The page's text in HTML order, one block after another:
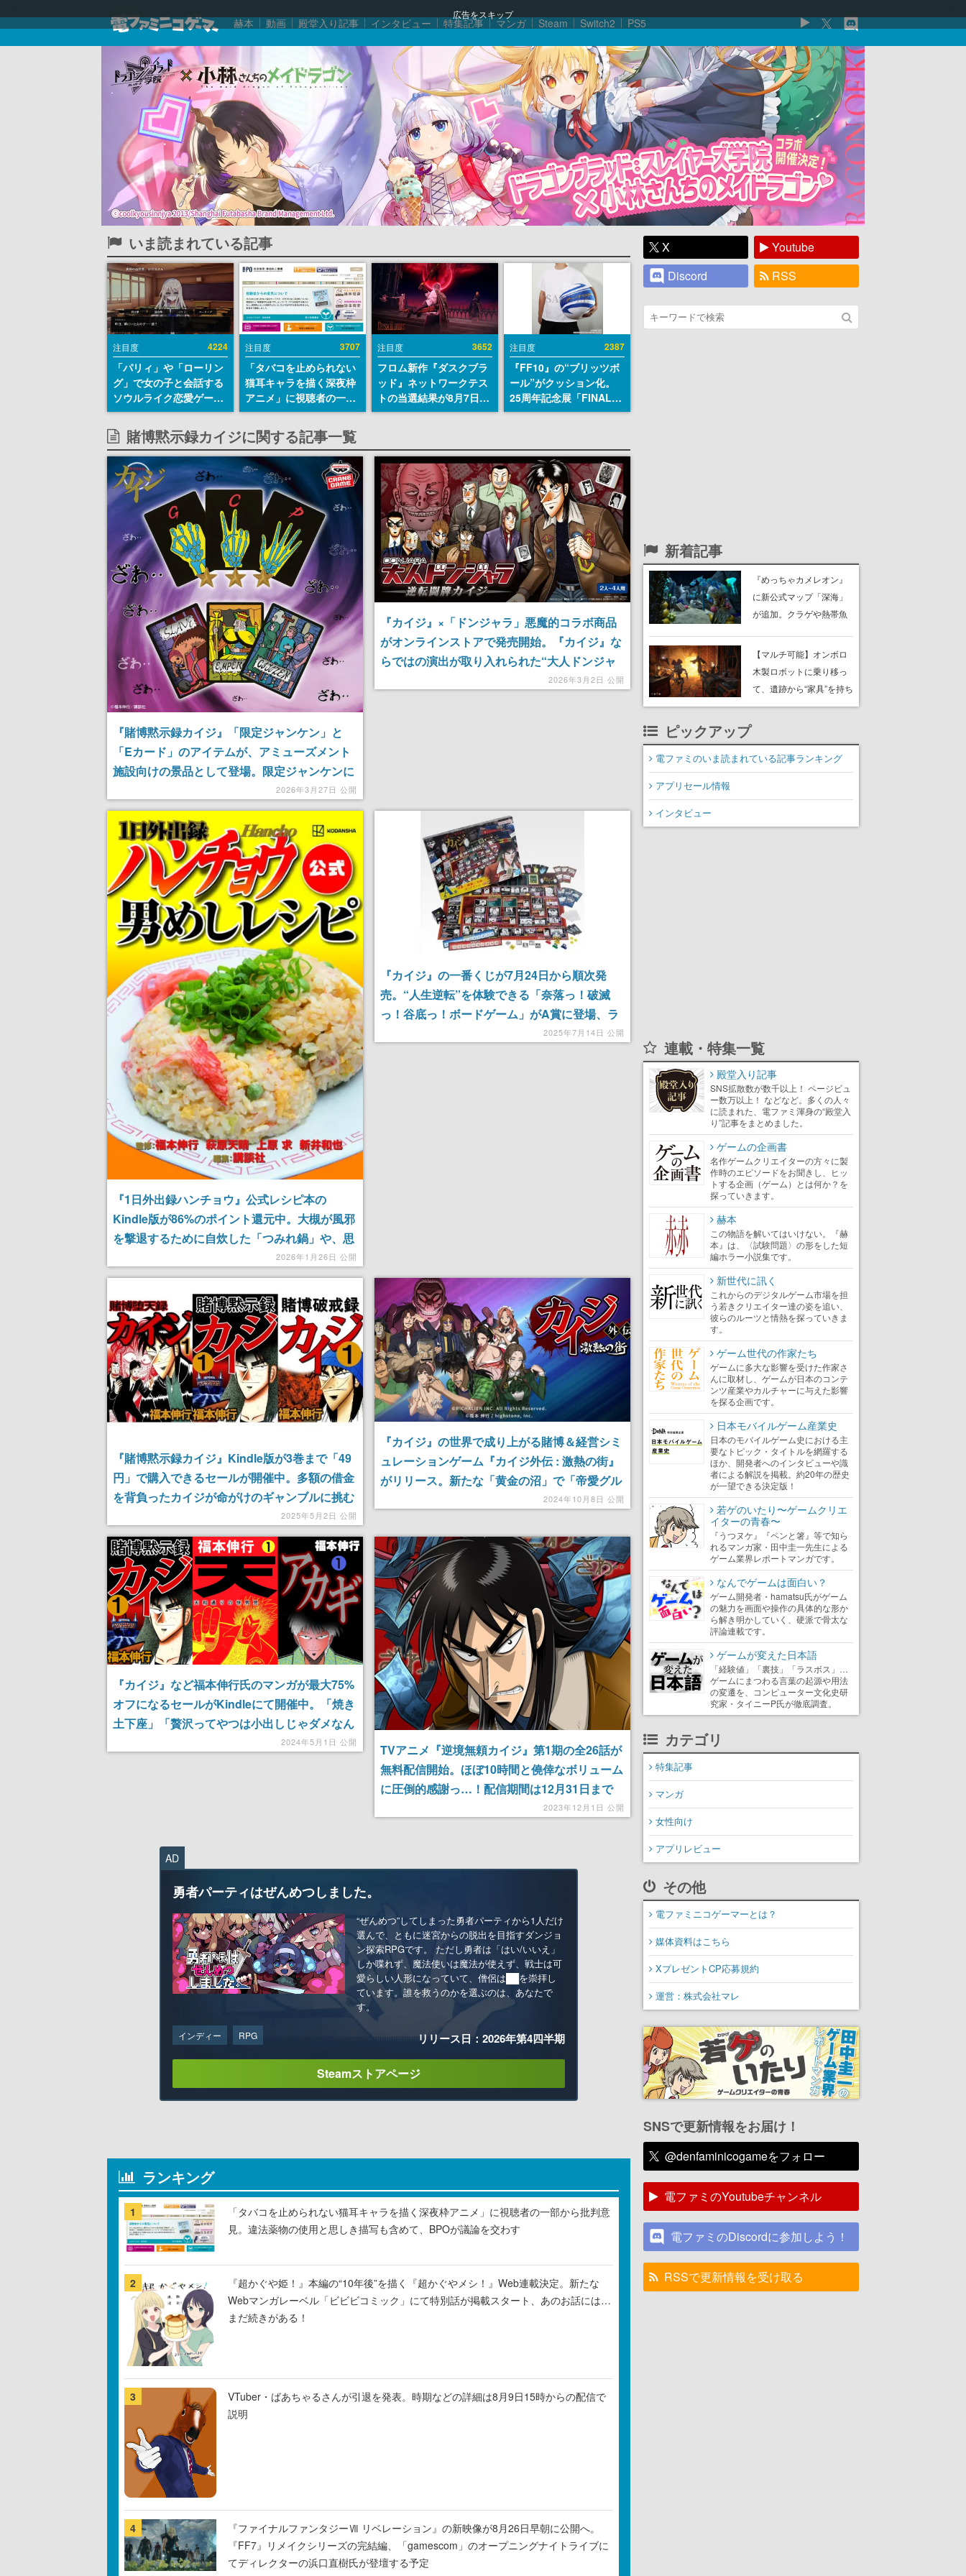
広告をスキップ
赫本 動画 殿堂入り記事 インタビュー 特集記事 マンガ Steam Switch2 PS5
いま読まれている記事
注目度 4224
「パリィ」や「ローリン
グ」で女の子と会話する
ソウルライク恋愛ゲーム
『小早川さんはソウルラ
イク』無料公開。返事に
失敗すると「YOU
DIED」
注目度 3707
「タバコを止められない
猫耳キャラを描く深夜枠
アニメ」に視聴者の一部
から批判意見。違法薬物
の使用と思しき描写も含
めて、BPOが議論を交わ
す
注目度 3652
フロム新作『ダスクブラ
ッド』ネットワークテス
トの当選結果が8月7日22
時に発表。応募サイトの
日～24日
注目度 2387
『FF10』の“ブリッツボ
ール”がクッション化。
25周年記念展「FINAL
FANTASY X MUSEUM-
賭博黙示録カイジに関する記事一覧
『賭博黙示録カイジ』「限定ジャンケン」と
「Eカード」のアイテムが、アミューズメント
施設向けの景品として登場。限定ジャンケンに
は「星」が3つ付属。鉄骨渡りをするカイジの
フィギュアも含め、4月8日より順次展開
2026年3月27日 公開
『カイジ』×「ドンジャラ」悪魔的コラボ商品
がオンラインストアで発売開始。『カイジ』な
らではの演出が取り入れられた“大人ドンジャ
ラ”。オリジナルの役や「17歩」をイメージし
2026年3月2日 公開
『1日外出録ハンチョウ』公式レシピ本の
Kindle版が86%のポイント還元中。大槻が風邪
を撃退するために自炊した「つみれ鍋」や、思
い出の中華料理屋の「カニチャーハン」「オム
レツライス」などを家庭で再現可能
2026年1月26日 公開
『カイジ』の一番くじが7月24日から順次発
売。“人生逆転”を体験できる「奈落っ！破滅
っ！谷底っ！ボードゲーム」がA賞に登場、ラ
ストワン賞として「限定ジャンケン」を遊べる
2025年7月14日 公開
『賭博黙示録カイジ』Kindle版が3巻まで「49
円」で購入できるセールが開催中。多額の借金
を背負ったカイジが命がけのギャンブルに挑む
人気作がお得な価格に。続編となる『賭博破戒
録』や『賭博堕天録』なども一部セール中
2025年5月2日 公開
『カイジ』の世界で成り上がる賭博＆経営シミ
ュレーションゲーム『カイジ外伝 : 激熱の街』
がリリース。新たな「黄金の沼」で「帝愛グル
ープ」に匹敵する“最高の実業家”になれ
2024年10月8日 公開
『カイジ』など福本伸行氏のマンガが最大75%
オフになるセールがKindleにて開催中。「焼き
土下座」「贅沢ってやつは小出しじゃダメなん
だ」などキャッチーなフレーズも魅力の作品、
2024年5月1日 公開
TVアニメ『逆境無頼カイジ』第1期の全26話が
無料配信開始。ほぼ10時間と僥倖なボリューム
に圧倒的感謝っ…！配信期間は12月31日まで
2023年12月1日 公開
AD
勇者パーティはぜんめつしました。
“ぜんめつ”してしまった勇者パーティから1人だけ
選んで、ともに迷宮からの脱出を目指すダンジョ
ン探索RPGです。 ただし勇者は「はい/いいえ」
しか喋れず、魔法使いは魔法が使えず、戦士は可
愛らしい人形になっていて、僧侶は██を崇拝し
ています。誰を救うのかを選ぶのは、あなたで
す。
インディー RPG リリース日：2026年第4四半期
Steamストアページ
ランキング
1
「タバコを止められない猫耳キャラを描く深夜枠アニメ」に視聴者の一部から批判意
見。違法薬物の使用と思しき描写も含めて、BPOが議論を交わす
2
『超かぐや姫！』本編の“10年後”を描く『超かぐやメシ！』Web連載決定。新たな
Webマンガレーベル「ビビビコミック」にて特別話が掲載スタート、あのお話には…
まだ続きがある！
3
VTuber・ばあちゃるさんが引退を発表。時期などの詳細は8月9日15時からの配信で
説明
4
『ファイナルファンタジーⅦ リベレーション』の新映像が8月26日早朝に公開へ。
『FF7』リメイクシリーズの完結編、「gamescom」のオープニングナイトライブに
てディレクターの浜口直樹氏が登壇する予定
X
Youtube
Discord
RSS
新着記事
『めっちゃカメレオン』
に新公式マップ「深海」
が追加。クラゲや熱帯魚
や大きな貝も
【マルチ可能】オンボロ
木製ロボットに乗り移っ
て、遺跡から“家具”を持ち
帰るホラーアクションゲ
売。迫る“腐敗”から逃げ延
び、持ち帰った家具で基
ピックアップ
電ファミのいま読まれている記事ランキング
アプリセール情報
インタビュー
連載・特集一覧
殿堂入り記事
SNS拡散数が数千以上！ ページビュ
ー数万以上！ などなど。多くの人々
に読まれた、電ファミ渾身の“殿堂入
り”記事をまとめました。
ゲームの企画書
名作ゲームクリエイターの方々に製
作時のエピソードをお聞きし、ヒッ
トする企画（ゲーム）とは何か？を
探っていきます。
赫本
この物語を解いてはいけない。『赫
本』は、〈試験問題〉の形をした短
編ホラー小説集です。
新世代に訊く
これからのデジタルゲーム市場を担
う若きクリエイター達の姿を追い、
彼らのルーツと情熱を探っていきま
す。
ゲーム世代の作家たち
ゲームに多大な影響を受けた作家さ
んに取材し、ゲームが日本のコンテ
ンツ産業やカルチャーに与えた影響
を探る企画です。
日本モバイルゲーム産業史
日本のモバイルゲーム史における主
要なトピック・タイトルを網羅する
ほか、開発者へのインタビューや識
者による解説を掲載。約20年の歴史
が一望できる決定版！
若ゲのいたり〜ゲームクリエ
イターの青春〜
『うつヌケ』『ペンと箸』等で知ら
れるマンガ家・田中圭一先生による
ゲーム業界レポートマンガです。
なんでゲームは面白い？
ゲーム開発者・hamatsu氏がゲーム
の魅力を画面や操作の具体的な形か
ら解き明かしていく、硬派で骨太な
評論連載です。
ゲームが変えた日本語
「経験値」「裏技」「ラスボス」…
ゲームにまつわる言葉の起源や用法
の変遷を、コンピューター文化史研
究家・タイニーP氏が徹底調査。
カテゴリ
特集記事
マンガ
女性向け
アプリレビュー
その他
電ファミニコゲーマーとは？
媒体資料はこちら
XプレゼントCP応募規約
運営：株式会社マレ
SNSで更新情報をお届け！
@denfaminicogameをフォロー
電ファミのYoutubeチャンネル
電ファミのDiscordに参加しよう！
RSSで更新情報を受け取る